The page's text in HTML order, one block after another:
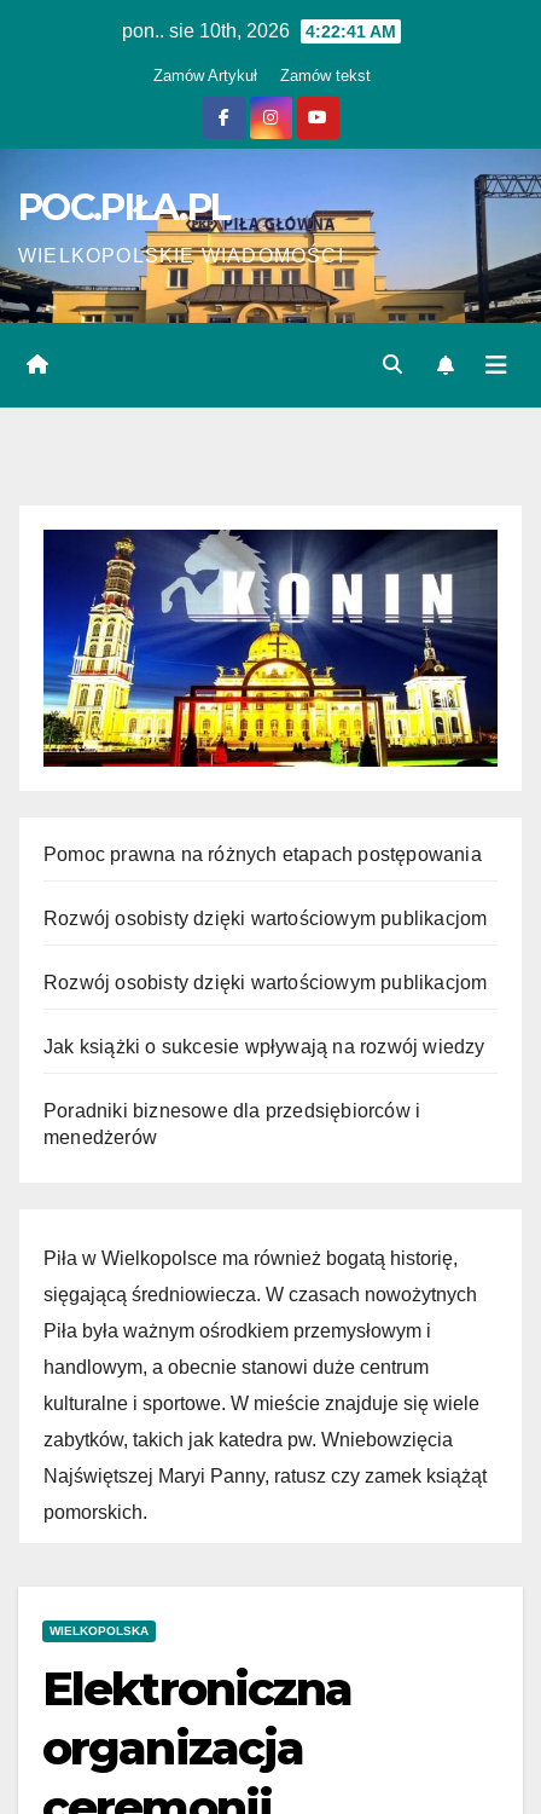
pon.. sie 10th, 2026 4:22:41 AM
Zamów Artykuł Zamów tekst
POC.PIŁA.PL
WIELKOPOLSKIE WIADOMOŚCI
Pomoc prawna na różnych etapach postępowania
Rozwój osobisty dzięki wartościowym publikacjom
Rozwój osobisty dzięki wartościowym publikacjom
Jak książki o sukcesie wpływają na rozwój wiedzy
Poradniki biznesowe dla przedsiębiorców i
menedżerów
Piła w Wielkopolsce ma również bogatą historię,
sięgającą średniowiecza. W czasach nowożytnych
Piła była ważnym ośrodkiem przemysłowym i
handlowym, a obecnie stanowi duże centrum
kulturalne i sportowe. W mieście znajduje się wiele
zabytków, takich jak katedra pw. Wniebowzięcia
Najświętszej Maryi Panny, ratusz czy zamek książąt
pomorskich.
WIELKOPOLSKA
Elektroniczna
organizacja